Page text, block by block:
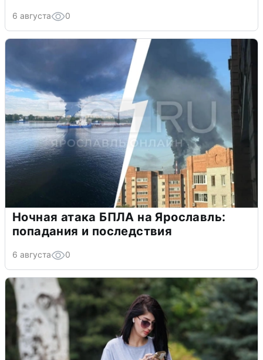
6 августа 0
Ночная атака БПЛА на Ярославль:
попадания и последствия
6 августа 0